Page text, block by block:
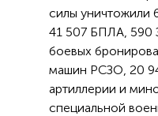
силы уничтожили
41 507 БПЛА, 590
боевых
машин РСЗО, 20
артиллерии и
специальной